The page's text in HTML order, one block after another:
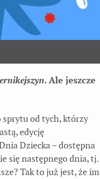
. Ale jeszcze
sprytu od tych, którzy
edycję
Dziecka – dostępna
się następnego dnia, tj.
Tak to już jest, że im